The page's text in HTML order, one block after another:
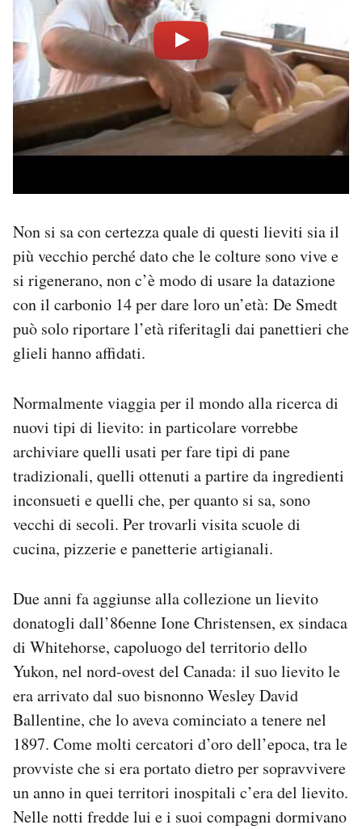
Non si sa con certezza quale di questi lieviti sia il
più vecchio perché dato che le colture sono vive e
si rigenerano, non c’è modo di usare la datazione
con il carbonio 14 per dare loro un’età: De Smedt
può solo riportare l’età riferitagli dai panettieri che
glieli hanno affidati.
Normalmente viaggia per il mondo alla ricerca di
nuovi tipi di lievito: in particolare vorrebbe
archiviare quelli usati per fare tipi di pane
tradizionali, quelli ottenuti a partire da ingredienti
inconsueti e quelli che, per quanto si sa, sono
vecchi di secoli. Per trovarli visita scuole di
cucina, pizzerie e panetterie artigianali.
Due anni fa aggiunse alla collezione un lievito
donatogli dall’86enne Ione Christensen, ex sindaca
di Whitehorse, capoluogo del territorio dello
Yukon, nel nord-ovest del Canada: il suo lievito le
era arrivato dal suo bisnonno Wesley David
Ballentine, che lo aveva cominciato a tenere nel
1897. Come molti cercatori d’oro dell’epoca, tra le
provviste che si era portato dietro per sopravvivere
un anno in quei territori inospitali c’era del lievito.
Nelle notti fredde lui e i suoi compagni dormivano